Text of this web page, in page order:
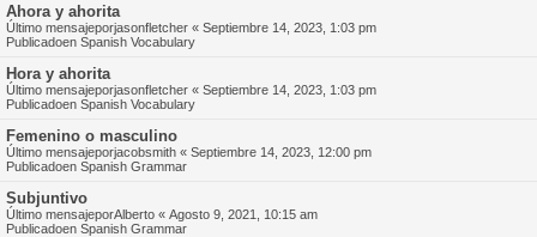
Ahora y ahorita
Último mensajeporjasonfletcher « Septiembre 14, 2023, 1:03 pm
Publicadoen Spanish Vocabulary
Hora y ahorita
Último mensajeporjasonfletcher « Septiembre 14, 2023, 1:03 pm
Publicadoen Spanish Vocabulary
Femenino o masculino
Último mensajeporjacobsmith « Septiembre 14, 2023, 12:00 pm
Publicadoen Spanish Grammar
Subjuntivo
Último mensajeporAlberto « Agosto 9, 2021, 10:15 am
Publicadoen Spanish Grammar